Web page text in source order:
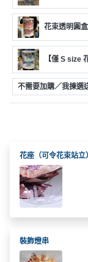
佈
置
用
品
即
食
列
聚
會
及
拖
餐
禮
親
子
活
動
單
花束透明圓盒
【僅 S size
不需要加購／我揀選
花座（可令花束站立）
裝飾燈串